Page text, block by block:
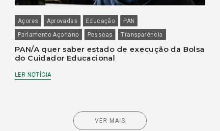
Açores Aprovadas Educação
PAN
Parlamento Açoriano
Pessoas Transparência
PAN/A quer saber estado de execução da Bolsa
do Cuidador Educacional
LER NOTÍCIA
VER MAIS